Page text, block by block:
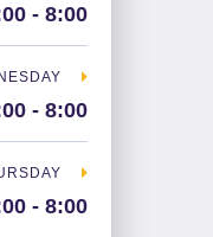
8:00 - 16:00
8:00 - 16:00
8:00 - 16:00